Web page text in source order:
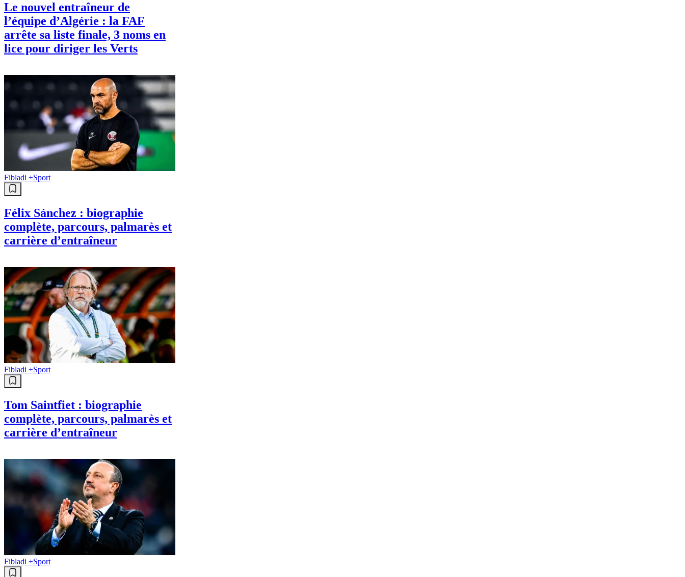
Le nouvel entraîneur de
l’équipe d’Algérie : la FAF
arrête sa liste finale, 3 noms en
lice pour diriger les Verts
Fibladi +Sport
Félix Sánchez : biographie
complète, parcours, palmarès et
carrière d’entraîneur
Fibladi +Sport
Tom Saintfiet : biographie
complète, parcours, palmarès et
carrière d’entraîneur
Fibladi +Sport